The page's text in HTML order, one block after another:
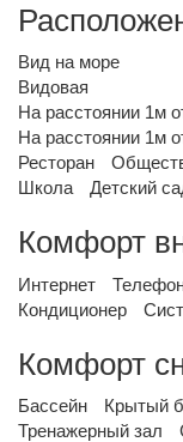
Вид на море
Видовая
На расстоянии 1м
На расстоянии 1м
Ресторан
Школа
Детский
Комфорт
Интернет
Кондиционер
Комфорт
Бассейн Крытый
Тренажерный зал